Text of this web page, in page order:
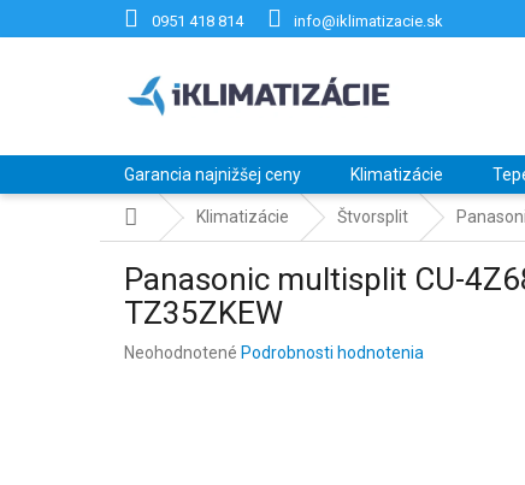
0951 418 814 info@iklimatizacie.sk
Garancia najnižšej ceny Klimatizácie
DomovKlimatizácie Štvorsplit
Panasonic multisplit CU-
TZ35ZKEW
Priemerné
Neohodnotené Podrobnosti hodnotenia